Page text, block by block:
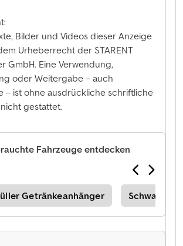
Bilder und Videos dieser Anzeige
Urheberrecht der STARENT
GmbH. Eine Verwendung,
oder Weitergabe – auch
– ist ohne ausdrückliche schriftliche
gestattet.
Fahrzeuge entdecken
Getränkeanhänger